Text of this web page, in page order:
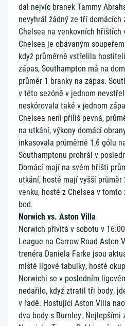
dal nejvíc branek Tammy
nevyhrál žádný ze tří
Chelsea na venkovních
Chelsea je obávaným
když průměrně vstřelila
zápas, Southampton má na
průměr 1 branky na zápas.
v této sezóně v jednom
neskórovala také v jednom
Chelsea není příliš pevná,
na utkání, výkony domácí
inkasovala průměrně 1,6 gólu
Southamptonu prohrál v
Domácí mají na svém hřišti
utkání, hosté mají vyšší průměr
venku, hosté z Chelsea v
bod.
Norwich vs. Aston Villa
Norwich přivítá v sobotu v
League na Carrow Road Aston
trenéra Daniela Farke jsou
místě ligové tabulky, hosté
Norwichi se v posledním
nedařilo, když ztratil tři body,
v řadě. Hostující Aston Villa
dva body s Burnley. Nejlepšími